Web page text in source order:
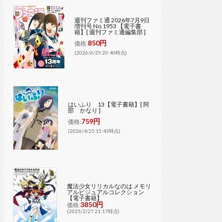
週刊ファミ通 2026年7月9日
増刊号 No.1953 【電子書
籍】[ 週刊ファミ通編集部 ]
価格:850円
(2026/6/25 20:40時点)
はいふり 13【電子書籍】[ 阿
部 かなり ]
価格:759円
(2026/4/25 15:43時点)
魔法少女リリカルなのは メモリ
アルビジュアルコレクション
【電子書籍】
価格:3850円
(2025/2/27 21:17時点)